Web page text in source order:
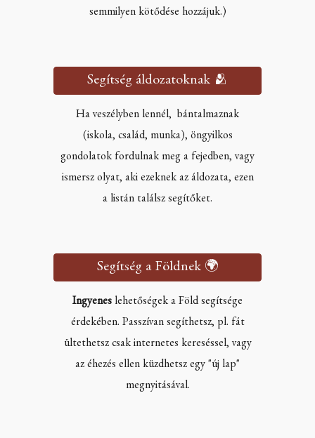
semmilyen kötődése hozzájuk.)
Segítség áldozatoknak 🫂
Ha veszélyben lennél, bántalmaznak
(iskola, család, munka), öngyilkos
gondolatok fordulnak meg a fejedben, vagy
ismersz olyat, aki ezeknek az áldozata, ezen
a listán találsz segítőket.
Segítség a Földnek 🌍
Ingyenes lehetőségek a Föld segítsége
érdekében. Passzívan segíthetsz, pl. fát
ültethetsz csak internetes kereséssel, vagy
az éhezés ellen küzdhetsz egy "új lap"
megnyitásával.